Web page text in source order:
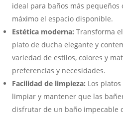
ideal para baños más pequeños
máximo el espacio disponible.
Estética moderna: Transforma
plato de ducha elegante y
variedad de estilos, colores y
preferencias y necesidades.
Facilidad de limpieza: Los
limpiar y mantener que las
disfrutar de un baño impecable